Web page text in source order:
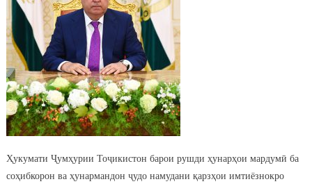
Ҳукумати Ҷумҳурии Тоҷикистон барои рушди ҳунарҳои мардумӣ ба
соҳибкорон ва ҳунармандон ҷудо намудани қарзҳои имтиёзнокро